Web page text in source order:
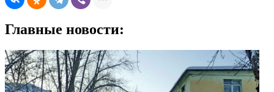
Главные новости: